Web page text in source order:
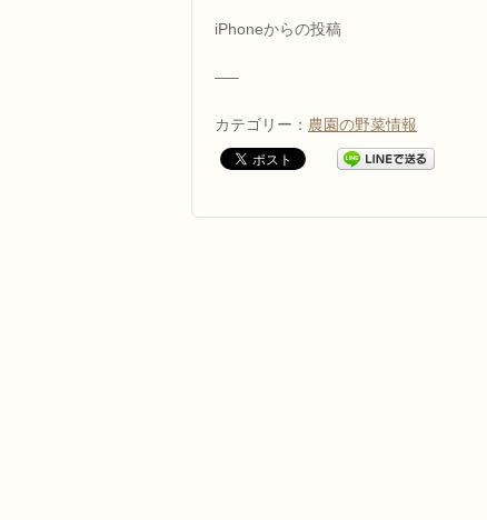
iPhoneからの投稿
—–
カテゴリー： 農園の野菜情報